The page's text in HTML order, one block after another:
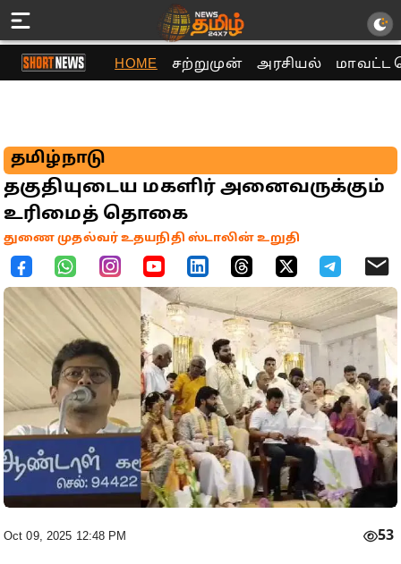
HOME சற்றுமுன் அரசியல் மாவட்ட
தமிழ்நாடு
தகுதியுடைய மகளிர் அனைவருக்கும்
உரிமைத் தொகை
துணை முதல்வர் உதயநிதி ஸ்டாலின் உறுதி
Oct 09, 2025 12:48 PM 53